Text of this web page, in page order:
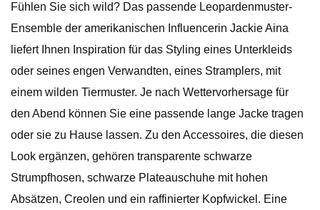
Fühlen Sie sich wild? Das passende Leopardenmuster-
Ensemble der amerikanischen Influencerin Jackie Aina
liefert Ihnen Inspiration für das Styling eines Unterkleids
oder seines engen Verwandten, eines Stramplers, mit
einem wilden Tiermuster. Je nach Wettervorhersage für
den Abend können Sie eine passende lange Jacke tragen
oder sie zu Hause lassen. Zu den Accessoires, die diesen
Look ergänzen, gehören transparente schwarze
Strumpfhosen, schwarze Plateauschuhe mit hohen
Absätzen, Creolen und ein raffinierter Kopfwickel. Eine